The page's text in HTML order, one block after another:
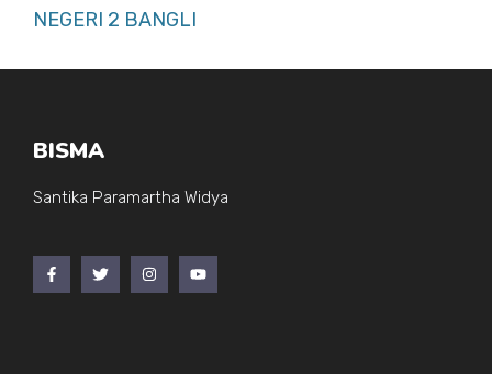
NEGERI 2 BANGLI
BISMA
Santika Paramartha Widya